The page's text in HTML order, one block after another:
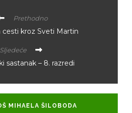
Prethodno
cesti kroz Sveti Martin
Sljedeće
sastanak – 8. razredi
MIHAELA ŠILOBODA